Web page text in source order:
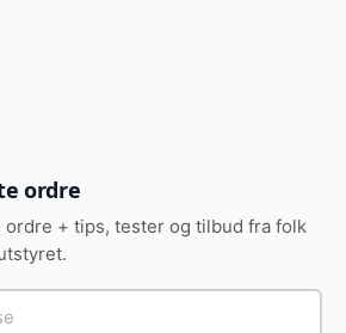
ordre
ordre + tips, tester og tilbud fra folk